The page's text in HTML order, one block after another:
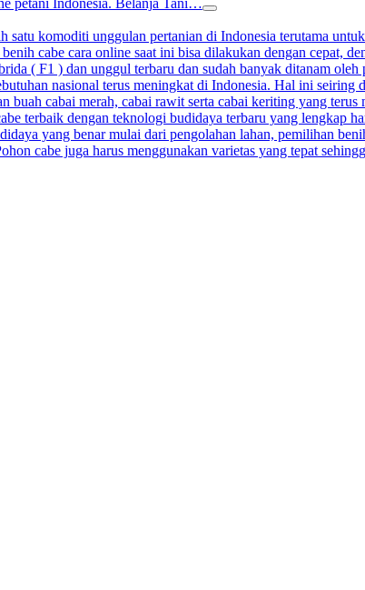
petani Indonesia. Belanja Tani…
satu komoditi unggulan pertanian di Indonesia terutama
cabe cara online saat ini bisa dilakukan dengan cepat,
( F1 ) dan unggul terbaru dan sudah banyak ditanam
nasional terus meningkat di Indonesia. Hal ini
buah cabai merah, cabai rawit serta cabai keriting yang
terbaik dengan teknologi budidaya terbaru yang lengkap
yang benar mulai dari pengolahan lahan, pemilihan
cabe juga harus menggunakan varietas yang tepat